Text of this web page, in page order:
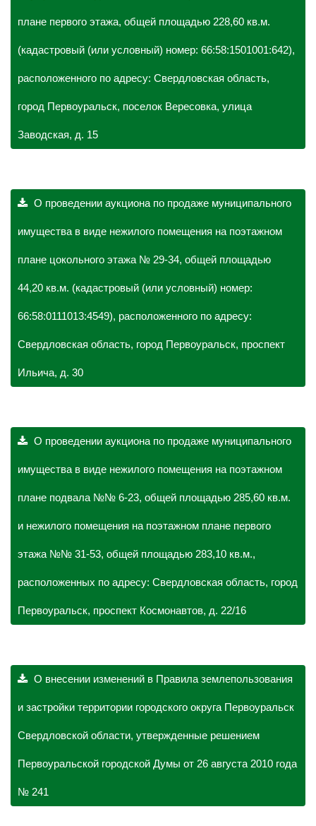
плане первого этажа, общей площадью 228,60 кв.м.
(кадастровый (или условный) номер: 66:58:1501001:642),
расположенного по адресу: Свердловская область,
город Первоуральск, поселок Вересовка, улица
Заводская, д. 15
О проведении аукциона по продаже муниципального
имущества в виде нежилого помещения на поэтажном
плане цокольного этажа № 29-34, общей площадью
44,20 кв.м. (кадастровый (или условный) номер:
66:58:0111013:4549), расположенного по адресу:
Свердловская область, город Первоуральск, проспект
Ильича, д. 30
О проведении аукциона по продаже муниципального
имущества в виде нежилого помещения на поэтажном
плане подвала №№ 6-23, общей площадью 285,60 кв.м.
и нежилого помещения на поэтажном плане первого
этажа №№ 31-53, общей площадью 283,10 кв.м.,
расположенных по адресу: Свердловская область, город
Первоуральск, проспект Космонавтов, д. 22/16
О внесении изменений в Правила землепользования
и застройки территории городского округа Первоуральск
Свердловской области, утвержденные решением
Первоуральской городской Думы от 26 августа 2010 года
№ 241